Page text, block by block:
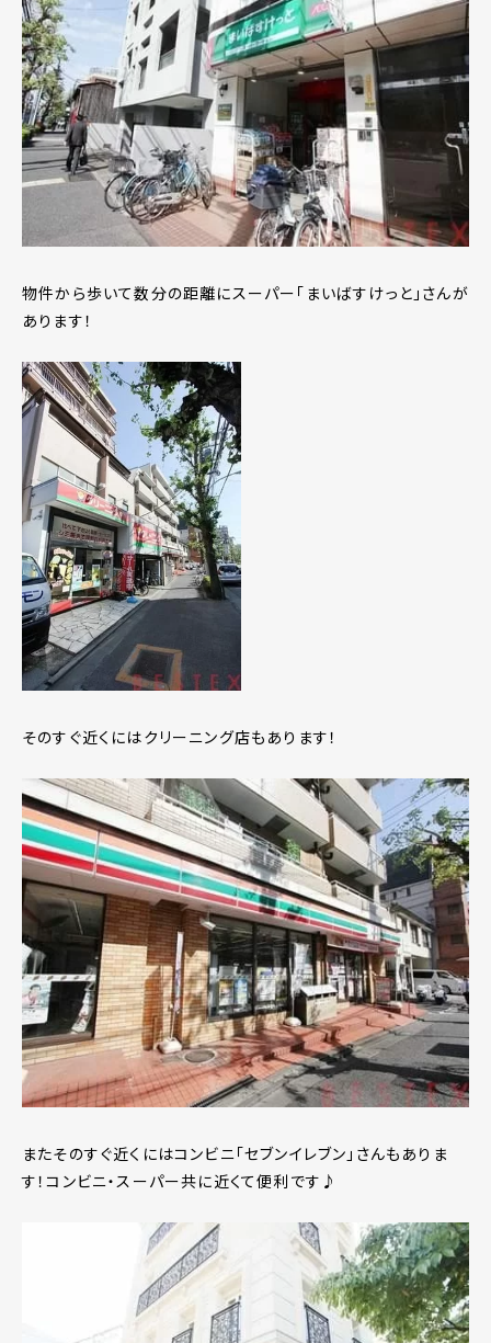
物件から歩いて数分の距離にスーパー｢まいばすけっと｣さんが
あります！
そのすぐ近くにはクリーニング店もあります！
またそのすぐ近くにはコンビニ｢セブンイレブン｣さんもありま
す！コンビニ・スーパー共に近くて便利です♪